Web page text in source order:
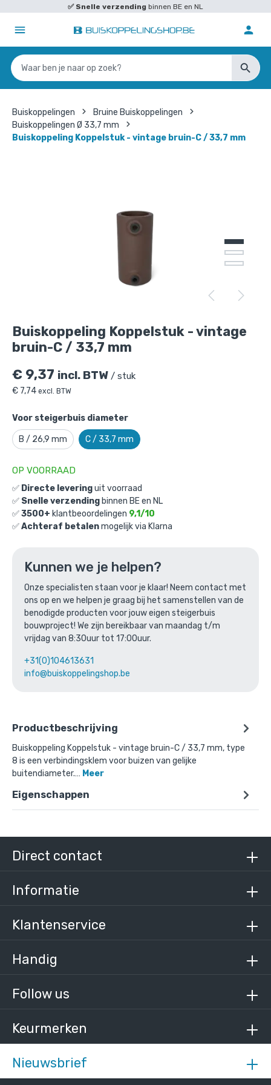
✅ Snelle verzending binnen BE en NL
Buiskoppelingen
Bruine Buiskoppelingen
Buiskoppelingen Ø 33,7 mm
Buiskoppeling Koppelstuk - vintage bruin-C / 33,7 mm
Buiskoppeling Koppelstuk - vintage
bruin-C / 33,7 mm
€ 9,37 incl. BTW / stuk
€ 7,74 excl. BTW
Voor steigerbuis diameter
B / 26,9 mm C / 33,7 mm
OP VOORRAAD
✅ Directe leveringuit voorraad
✅ Snelle verzending binnen BE en NL
✅3500+ klantbeoordelingen 9,1/10
✅Achteraf betalenmogelijk via Klarna
Kunnen we je helpen?
Onze specialisten staan voor je klaar! Neem contact met
ons op en we helpen je graag bij het samenstellen van de
benodigde producten voor jouw eigen steigerbuis
bouwproject! We zijn bereikbaar van maandag t/m
vrijdag van 8:30uur tot 17:00uur.
+31(0)104613631
info@buiskoppelingshop.be
Productbeschrijving
Buiskoppeling Koppelstuk - vintage bruin-C / 33,7 mm, type
8 is een verbindingsklem voor buizen van gelijke
buitendiameter.… Meer
Eigenschappen
Buiskoppeling Koppelstuk - vintage
bruin-C / 33,7 mmis toegevoegd aan je
Buiskoppeling Koppelstuk - vintage
bruin-C / 33,7 mm
Gekozen aantal: x1
Productnummer: 1010V08C
€9,37 incl. BTW
€7,74 excl. BTW
of verder winkelen
Nieuwsbrief
Follow us
Keurmerken
Direct contact
Informatie
Klantenservice
Handig